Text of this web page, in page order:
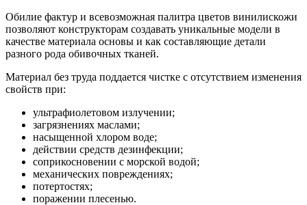
Обилие фактур и всевозможная палитра цветов винилискожи
позволяют конструкторам создавать уникальные модели в
качестве материала основы и как составляющие детали
разного рода обивочных тканей.
Материал без труда поддается чистке с отсутствием изменения
свойств при:
ультрафиолетовом излучении;
загрязнениях маслами;
насыщенной хлором воде;
действии средств дезинфекции;
соприкосновении с морской водой;
механических повреждениях;
потертостях;
поражении плесенью.